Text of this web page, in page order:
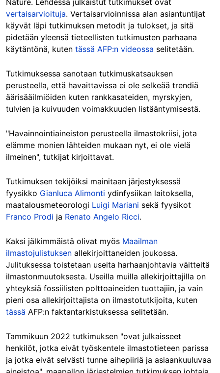
Nature. Lehdessä julkaistut tutkimukset ovat
vertaisarvioituja. Vertaisarvioinnissa alan asiantuntijat
käyvät läpi tutkimuksen metodit ja tulokset, ja sitä
pidetään yleensä tieteellisten tutkimusten parhaana
käytäntönä, kuten tässä AFP:n videossa selitetään.
Tutkimuksessa sanotaan tutkimuskatsauksen
perusteella, että havaittavissa ei ole selkeää trendiä
äärisääilmiöiden kuten rankkasateiden, myrskyjen,
tulvien ja kuivuuden voimakkuuden listääntymisestä.
"Havainnointiaineiston perusteella ilmastokriisi, jota
elämme monien lähteiden mukaan nyt, ei ole vielä
ilmeinen", tutkijat kirjoittavat.
Tutkimuksen tekijöiksi mainitaan järjestyksessä
fyysikko Gianluca Alimonti ydinfysiikan laitoksella,
maatalousmeteorologi Luigi Mariani sekä fyysikot
Franco Prodi ja Renato Angelo Ricci.
Kaksi jälkimmäistä olivat myös Maailman
ilmastojulistuksen allekirjoittaneiden joukossa.
Julituksessa toistetaan useita harhaanjohtavia väitteitä
ilmastonmuutoksesta. Useilla muilla allekirjoittajilla on
yhteyksiä fossiilisten polttoaineiden tuottajiin, ja vain
pieni osa allekirjoittajista on ilmastotutkijoita, kuten
tässä AFP:n faktantarkistuksessa selitetään.
Tammikuun 2022 tutkimuksen "ovat julkaisseet
henkilöt, jotka eivät työskentele ilmastotieteen parissa
ja jotka eivät selvästi tunne aihepiiriä ja asiaankuuluvaa